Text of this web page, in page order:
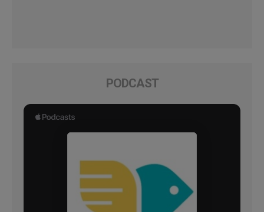
PODCAST